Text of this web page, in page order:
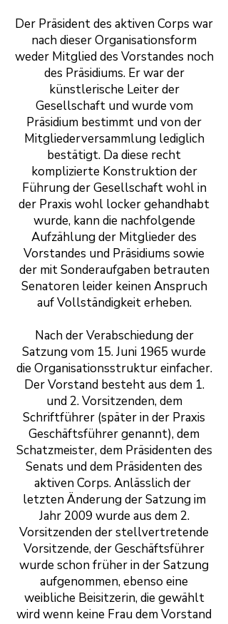
Der Präsident des aktiven Corps war
nach dieser Organisationsform
weder Mitglied des Vorstandes noch
des Präsidiums. Er war der
künstlerische Leiter der
Gesellschaft und wurde vom
Präsidium bestimmt und von der
Mitgliederversammlung lediglich
bestätigt. Da diese recht
komplizierte Konstruktion der
Führung der Gesellschaft wohl in
der Praxis wohl locker gehandhabt
wurde, kann die nachfolgende
Aufzählung der Mitglieder des
Vorstandes und Präsidiums sowie
der mit Sonderaufgaben betrauten
Senatoren leider keinen Anspruch
auf Vollständigkeit erheben.
Nach der Verabschiedung der
Satzung vom 15. Juni 1965 wurde
die Organisationsstruktur einfacher.
Der Vorstand besteht aus dem 1.
und 2. Vorsitzenden, dem
Schriftführer (später in der Praxis
Geschäftsführer genannt), dem
Schatzmeister, dem Präsidenten des
Senats und dem Präsidenten des
aktiven Corps. Anlässlich der
letzten Änderung der Satzung im
Jahr 2009 wurde aus dem 2.
Vorsitzenden der stellvertretende
Vorsitzende, der Geschäftsführer
wurde schon früher in der Satzung
aufgenommen, ebenso eine
weibliche Beisitzerin, die gewählt
wird wenn keine Frau dem Vorstand